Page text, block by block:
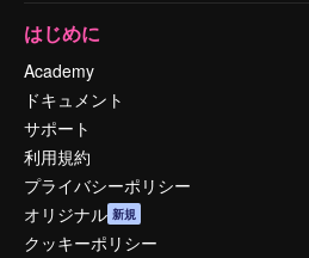
はじめに
Academy
ドキュメント
サポート
利用規約
プライバシーポリシー
オリジナル 新規
クッキーポリシー